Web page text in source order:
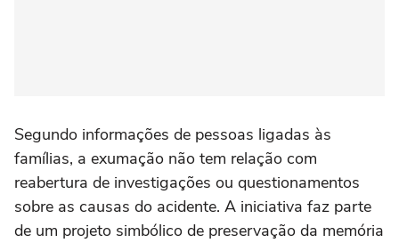
Segundo informações de pessoas ligadas às
famílias, a exumação não tem relação com
reabertura de investigações ou questionamentos
sobre as causas do acidente. A iniciativa faz parte
de um projeto simbólico de preservação da memória